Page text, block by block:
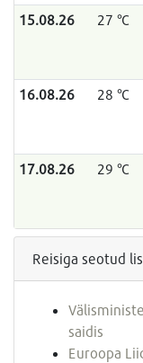
15.08.26 27 °C
16.08.26 28 °C
17.08.26 29 °C
Reisiga seotud
saidis
Euroopa